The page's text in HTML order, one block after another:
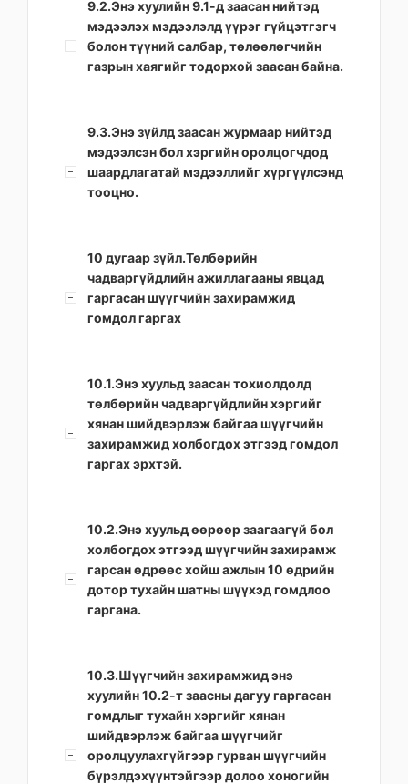
9.2.Энэ хуулийн 9.1-д заасан нийтэд
мэдээлэх мэдээлэлд үүрэг гүйцэтгэгч
болон түүний салбар, төлөөлөгчийн
газрын хаягийг тодорхой заасан байна.
9.3.Энэ зүйлд заасан журмаар нийтэд
мэдээлсэн бол хэргийн оролцогчдод
шаардлагатай мэдээллийг хүргүүлсэнд
тооцно.
10 дугаар зүйл.Төлбөрийн
чадваргүйдлийн ажиллагааны явцад
гаргасан шүүгчийн захирамжид
гомдол гаргах
10.1.Энэ хуульд заасан тохиолдолд
төлбөрийн чадваргүйдлийн хэргийг
хянан шийдвэрлэж байгаа шүүгчийн
захирамжид холбогдох этгээд гомдол
гаргах эрхтэй.
10.2.Энэ хуульд өөрөөр заагаагүй бол
холбогдох этгээд шүүгчийн захирамж
гарсан өдрөөс хойш ажлын 10 өдрийн
дотор тухайн шатны шүүхэд гомдлоо
гаргана.
10.3.Шүүгчийн захирамжид энэ
хуулийн 10.2-т заасны дагуу гаргасан
гомдлыг тухайн хэргийг хянан
шийдвэрлэж байгаа шүүгчийг
оролцуулахгүйгээр гурван шүүгчийн
бүрэлдэхүүнтэйгээр долоо хоногийн